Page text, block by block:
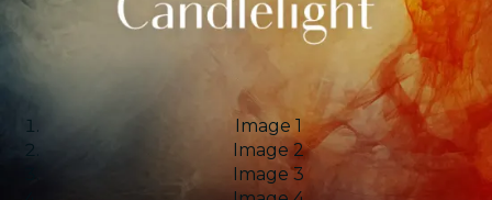
Image 1
Image 2
Image 3